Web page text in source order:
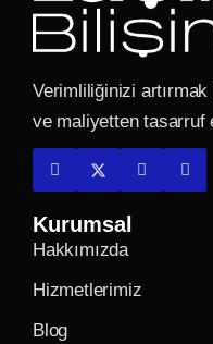
Verimliliğinizi
ve maliyetten tasarruf
Kurumsal
Hakkımızda
Hizmetlerimiz
Blog